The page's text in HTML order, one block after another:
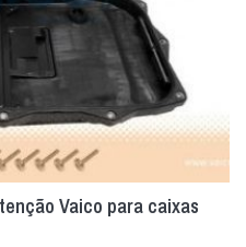
Vaico para caixas